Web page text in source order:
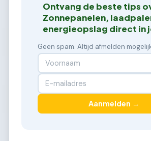
Ontvang de beste tips
Zonnepanelen,
energieopslag direct in
Geen spam. Altijd afmelden
Aanmelden →